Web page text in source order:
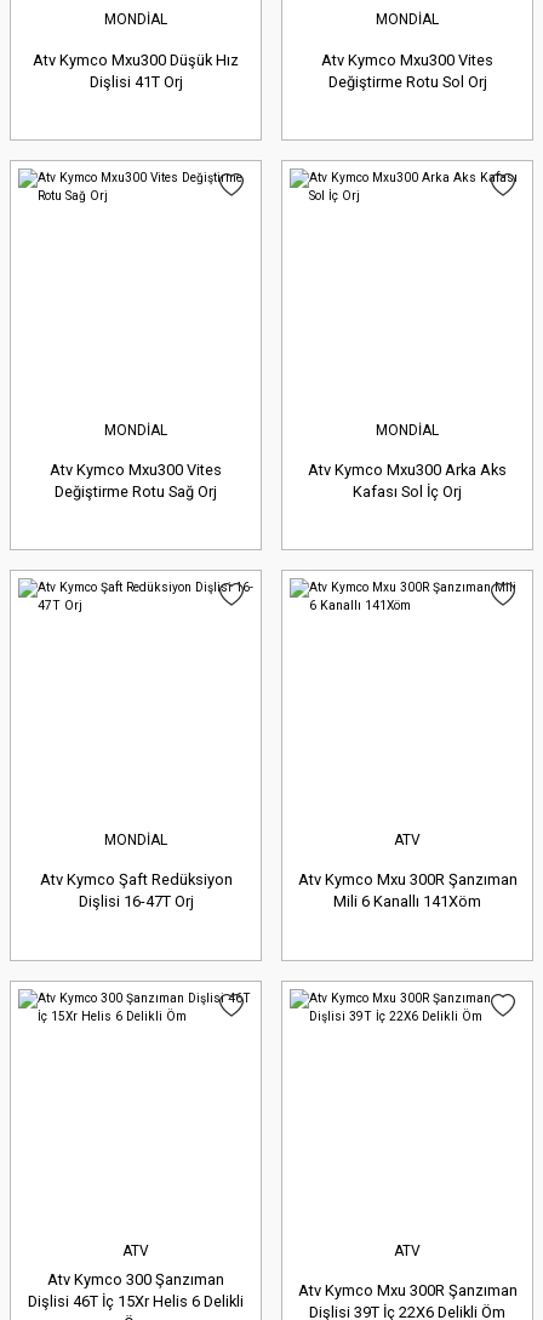
MONDİAL
Atv Kymco Mxu300 Düşük Hız
Dişlisi 41T Orj
MONDİAL
Atv Kymco Mxu300 Vites
Değiştirme Rotu Sol Orj
MONDİAL
Atv Kymco Mxu300 Vites
Değiştirme Rotu Sağ Orj
MONDİAL
Atv Kymco Mxu300 Arka Aks
Kafası Sol İç Orj
MONDİAL
Atv Kymco Şaft Redüksiyon
Dişlisi 16-47T Orj
ATV
Atv Kymco Mxu 300R Şanzıman
Mili 6 Kanallı 141Xöm
ATV
Atv Kymco 300 Şanzıman
Dişlisi 46T İç 15Xr Helis 6 Delikli
ATV
Atv Kymco Mxu 300R Şanzıman
Dişlisi 39T İç 22X6 Delikli Öm